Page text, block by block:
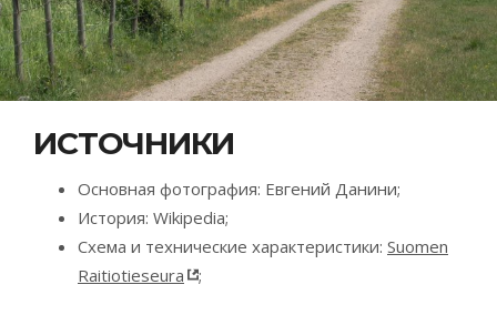
ИСТОЧНИКИ
Основная фотография: Евгений Данини;
История: Wikipedia;
Схема и технические характеристики: Suomen
Raitiotieseura
;